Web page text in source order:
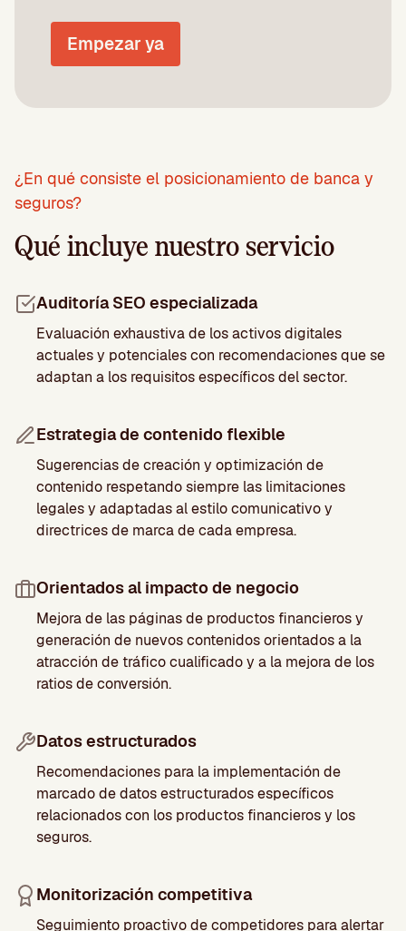
Empezar ya
¿En qué consiste el posicionamiento de banca y
seguros?
Qué incluye nuestro servicio
Auditoría SEO especializada
Evaluación exhaustiva de los activos digitales
actuales y potenciales con recomendaciones que se
adaptan a los requisitos específicos del sector.
Estrategia de contenido flexible
Sugerencias de creación y optimización de
contenido respetando siempre las limitaciones
legales y adaptadas al estilo comunicativo y
directrices de marca de cada empresa.
Orientados al impacto de negocio
Mejora de las páginas de productos financieros y
generación de nuevos contenidos orientados a la
atracción de tráfico cualificado y a la mejora de los
ratios de conversión.
Datos estructurados
Recomendaciones para la implementación de
marcado de datos estructurados específicos
relacionados con los productos financieros y los
seguros.
Monitorización competitiva
Seguimiento proactivo de competidores para alertar